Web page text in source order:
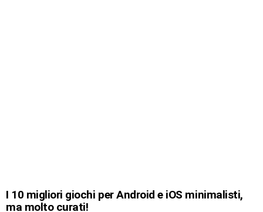
I 10 migliori giochi per Android e iOS minimalisti,
ma molto curati!